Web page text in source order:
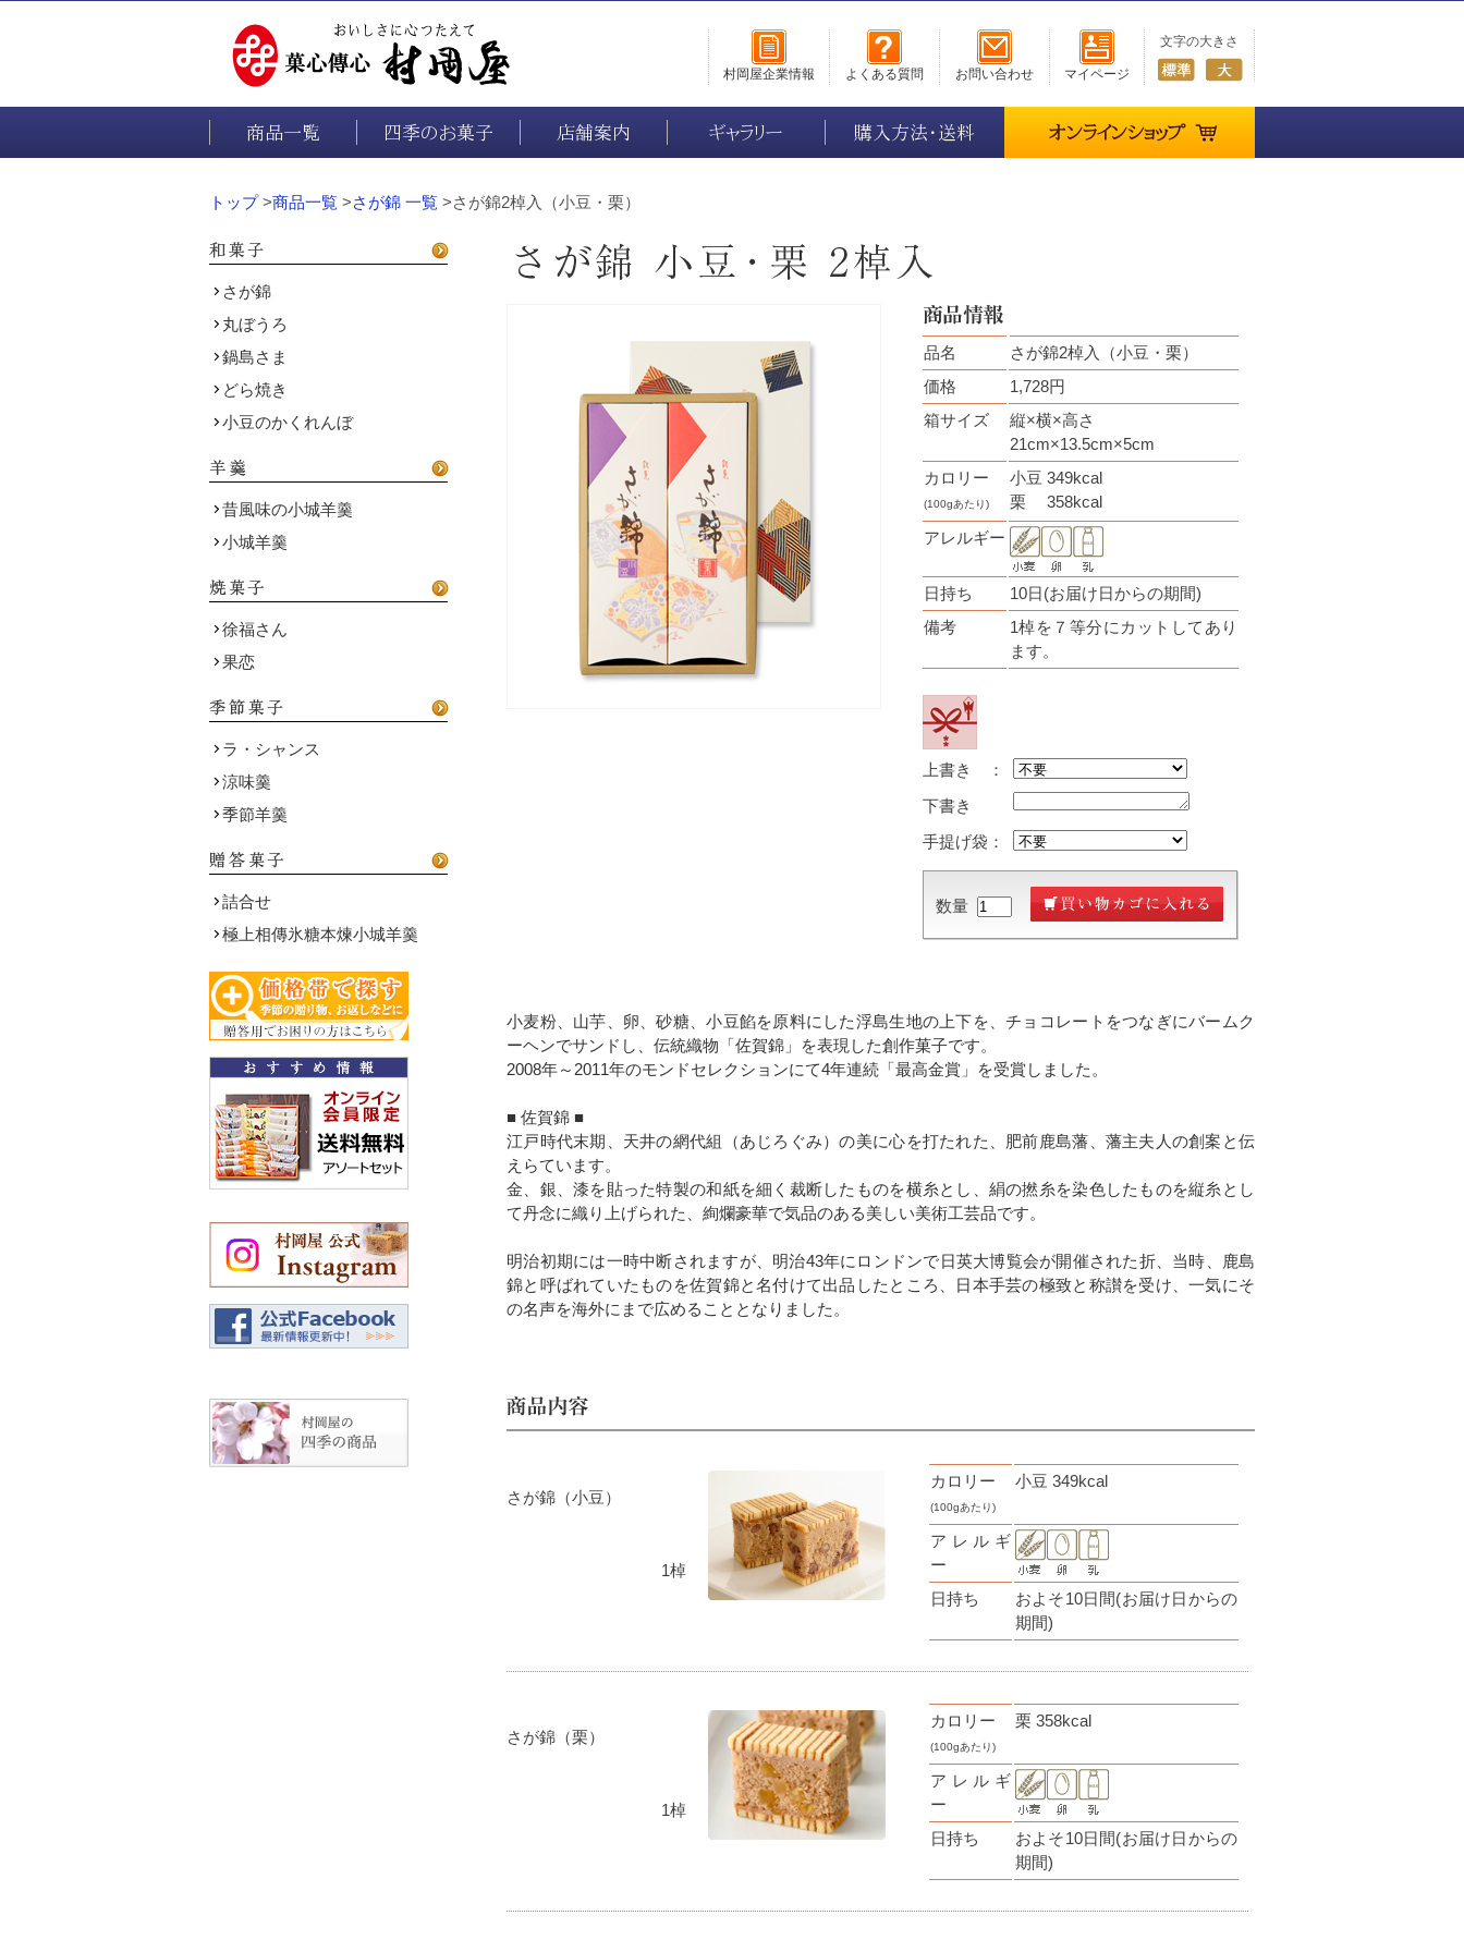
文字の大きさ
村岡屋企業情報 よくある質問 お問い合わせ マイページ
商品一覧 四季のお菓子 店舗案内 ギャラリー 購入方法・送料 オンラインショップ
トップ>商品一覧 >さが錦 一覧 >さが錦2棹入（小豆・栗）
さが錦
丸ぼうろ
鍋島さま
どら焼き
小豆のかくれんぼ
昔風味の小城羊羹
小城羊羹
徐福さん
果恋
ラ・シャンス
涼味羹
季節羊羹
詰合せ
極上相傳氷糖本煉小城羊羹
品名
さが錦2棹入（小豆・栗）
価格
1,728円
箱サイズ
縦×横×高さ
21cm×13.5cm×5cm
カロリー
(100gあたり)
小豆 349kcal
栗 358kcal
アレルギー
日持ち
10日(お届け日からの期間)
備考
1棹を７等分にカットしてあり
ます。
上書き
：
下書き
手提げ袋 ：
数量
小麦粉、山芋、卵、砂糖、小豆餡を原料にした浮島生地の上下を、チョコレートをつなぎにバームク
ーヘンでサンドし、伝統織物「佐賀錦」を表現した創作菓子です。
2008年～2011年のモンドセレクションにて4年連続「最高金賞」を受賞しました。
■ 佐賀錦 ■
江戸時代末期、天井の網代組（あじろぐみ）の美に心を打たれた、肥前鹿島藩、藩主夫人の創案と伝
えらています。
金、銀、漆を貼った特製の和紙を細く裁断したものを横糸とし、絹の撚糸を染色したものを縦糸とし
て丹念に織り上げられた、絢爛豪華で気品のある美しい美術工芸品です。
明治初期には一時中断されますが、明治43年にロンドンで日英大博覧会が開催された折、当時、鹿島
錦と呼ばれていたものを佐賀錦と名付けて出品したところ、日本手芸の極致と称讃を受け、一気にそ
の名声を海外にまで広めることとなりました。
さが錦（小豆）
1棹
カロリー
(100gあたり)
小豆 349kcal
アレルギ
ー
日持ち
およそ10日間(お届け日からの
期間)
さが錦（栗）
1棹
カロリー
(100gあたり)
栗 358kcal
アレルギ
ー
日持ち
およそ10日間(お届け日からの
期間)